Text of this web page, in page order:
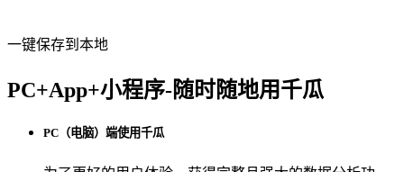
一键保存到本地
PC+App+小程序-随时随地用千瓜
PC（电脑）端使用千瓜